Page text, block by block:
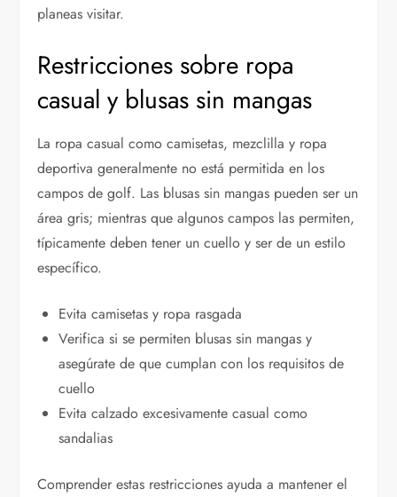
planeas visitar.
Restricciones sobre ropa
casual y blusas sin mangas
La ropa casual como camisetas, mezclilla y ropa
deportiva generalmente no está permitida en los
campos de golf. Las blusas sin mangas pueden ser un
área gris; mientras que algunos campos las permiten,
típicamente deben tener un cuello y ser de un estilo
específico.
Evita camisetas y ropa rasgada
Verifica si se permiten blusas sin mangas y
asegúrate de que cumplan con los requisitos de
cuello
Evita calzado excesivamente casual como
sandalias
Comprender estas restricciones ayuda a mantener el